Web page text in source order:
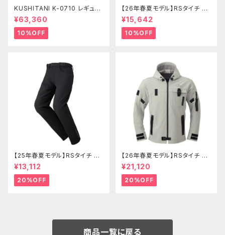
KUSHITANI K-0710 レギュレ
ーターライトジャケット
¥63,360
10%OFF
【26年春夏モデル】RSタイチ RS
Y273 コーデュラライトエアーパ
ンツ
¥15,642
10%OFF
【25年春夏モデル】RSタイチ RS
Y271 クイックドライストレート
パンツ
¥13,112
20%OFF
【26年春夏モデル】RSタイチ RS
J335 クイックドライパーカ
¥21,120
20%OFF
商品一覧に戻る